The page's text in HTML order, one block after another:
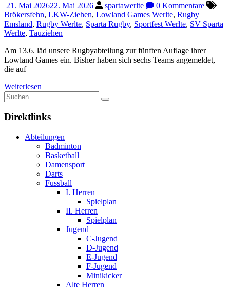
21. Mai 202622. Mai 2026 spartawerlte
0 Kommentare
Brökersfehn, LKW-Ziehen, Lowland Games Werlte, Rugby
Emsland, Rugby Werlte, Sparta Rugby, Sportfest Werlte, SV Sparta
Werlte, Tauziehen
Am 13.6. läd unsere Rugbyabteilung zur fünften Auflage ihrer
Lowland Games ein. Bisher haben sich sechs Teams angemeldet,
die auf
Weiterlesen
Direktlinks
Abteilungen
Badminton
Basketball
Damensport
Darts
Fussball
I. Herren
Spielplan
II. Herren
Spielplan
Jugend
C-Jugend
D-Jugend
E-Jugend
F-Jugend
Minikicker
Alte Herren